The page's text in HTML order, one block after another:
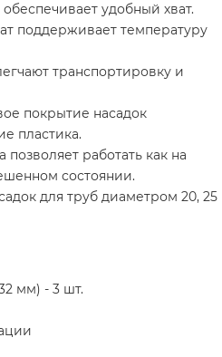
удобный хват.
поддерживает температуру
транспортировку и
покрытие насадок
пластика.
работать как на
состоянии.
для труб диаметром 20, 25
мм) - 3 шт.